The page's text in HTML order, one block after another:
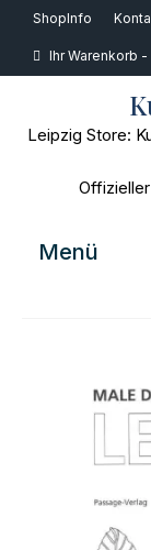
ShopInfo
Ihr Warenkorb -
Leipzig Store:
Menü
Bücher
Souvenir